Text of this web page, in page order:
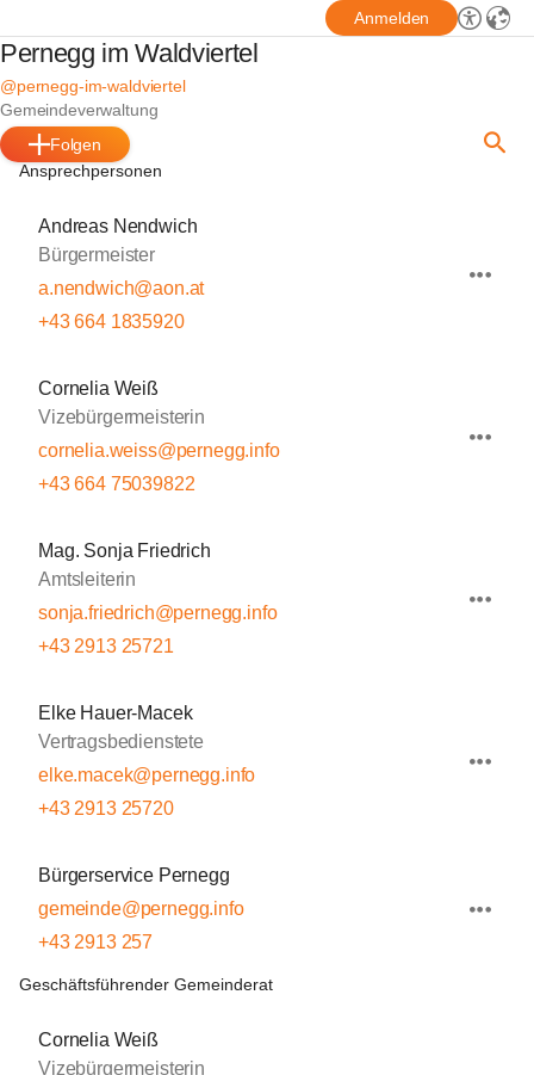
Anmelden
Pernegg im Waldviertel
@pernegg-im-waldviertel
Gemeindeverwaltung
Folgen
Ansprechpersonen
Andreas Nendwich
Bürgermeister
a.nendwich@aon.at
+43 664 1835920
Cornelia Weiß
Vizebürgermeisterin
cornelia.weiss@pernegg.info
+43 664 75039822
Mag. Sonja Friedrich
Amtsleiterin
sonja.friedrich@pernegg.info
+43 2913 25721
Elke Hauer-Macek
Vertragsbedienstete
elke.macek@pernegg.info
+43 2913 25720
Bürgerservice Pernegg
gemeinde@pernegg.info
+43 2913 257
Geschäftsführender Gemeinderat
Cornelia Weiß
Vizebürgermeisterin